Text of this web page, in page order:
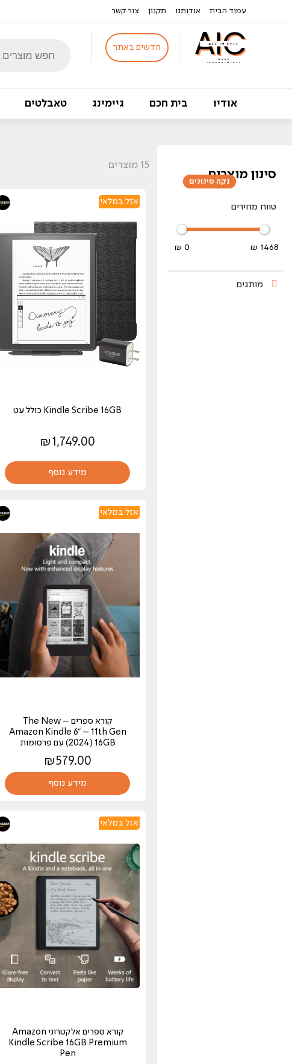
עמוד הבית אודותנו תקנון צור קשר
חדשים באתר
search
אודיו בית חכם גיימינג טאבלטים
סינון מוצרים
נקה סינונים
טווח מחירים
0 ₪ 1468 ₪
מותגים
15 מוצרים
אזל במלאי
Kindle Scribe 16GB כולל עט
₪ 1,749.00
מידע נוסף
אזל במלאי
קורא ספרים – The New
Amazon Kindle 6" – 11th Gen
(2024) 16GB עם פרסומות
₪579.00
מידע נוסף
אזל במלאי
קורא ספרים אלקטרוני Amazon
Kindle Scribe 16GB Premium
Pen